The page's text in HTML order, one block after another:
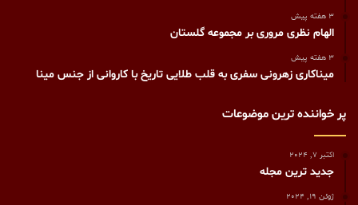
3 هفته پیش
الهام نظری مروری بر مجموعه گلستان
3 هفته پیش
میناکاری زهرونی سفری به قلب طلایی تاریخ با کاروانی از جنس مینا
پر خواننده ترین موضوعات
اکتبر 7, 2024
جدید ترین مجله
ژوئن 19, 2024